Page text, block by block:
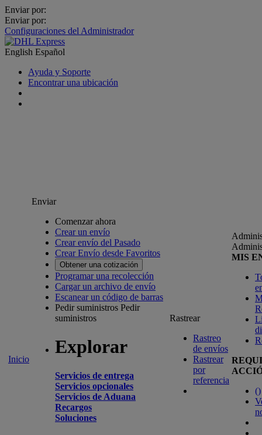
Enviar por:
Enviar por:
Configuraciones del Administrador
English Español
Ayuda y Soporte
Encontrar una ubicación
Inicio
Enviar
Comenzar ahora
Crear un envío
Crear envío del Pasado
Crear Envío desde Favoritos
Obtener una cotización
Programar una recolección
Cargar un archivo de envío
Escanear un código de barras
Pedir suministros Pedir
suministros
Explorar
Servicios de entrega
Servicios opcionales
Servicios de Aduana
Recargos
Soluciones
Rastrear
Rastreo
de envíos
Rastrear
por
referencia
MIS
()